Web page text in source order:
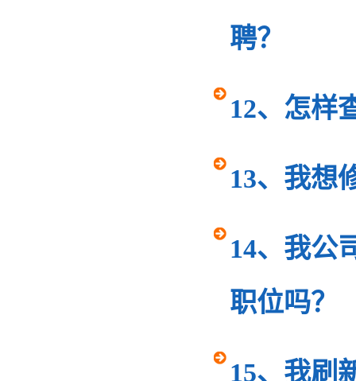
聘？
12、怎样
13、我想
14、我公
职位吗？
15、我刷